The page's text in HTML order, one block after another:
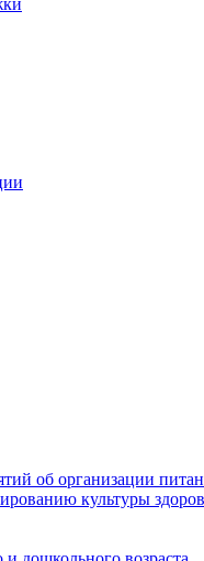
об организации
культуры